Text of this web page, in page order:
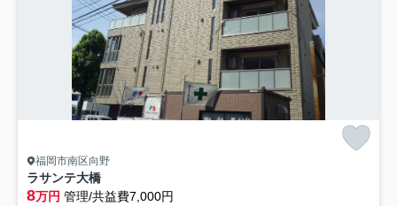
福岡市南区向野
ラサンテ大橋
8万円 管理/共益費7,000円